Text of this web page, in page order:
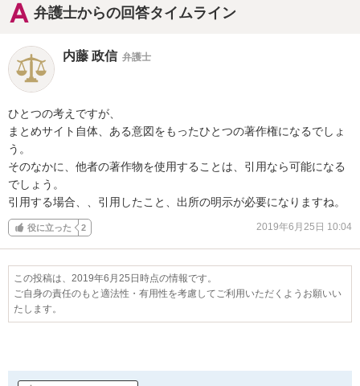
弁護士からの回答タイムライン
内藤 政信 弁護士
ひとつの考えですが、
まとめサイト自体、ある意図をもったひとつの著作権になるでしょ
う。
そのなかに、他者の著作物を使用することは、引用なら可能になる
でしょう。
引用する場合、、引用したこと、出所の明示が必要になりますね。
役に立った 2 2019年6月25日 10:04
この投稿は、2019年6月25日時点の情報です。
ご自身の責任のもと適法性・有用性を考慮してご利用いただくようお願いい
たします。